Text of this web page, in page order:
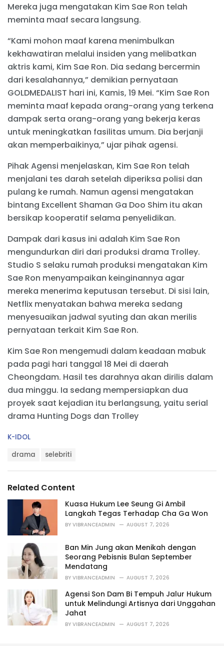
Mereka juga mengatakan Kim Sae Ron telah
meminta maaf secara langsung.
“Kami mohon maaf karena menimbulkan
kekhawatiran melalui insiden yang melibatkan
aktris kami, Kim Sae Ron. Dia sedang bercermin
dari kesalahannya,” demikian pernyataan
GOLDMEDALIST hari ini, Kamis, 19 Mei. “Kim Sae Ron
meminta maaf kepada orang-orang yang terkena
dampak serta orang-orang yang bekerja keras
untuk meningkatkan fasilitas umum. Dia berjanji
akan memperbaikinya,” ujar pihak agensi.
Pihak Agensi menjelaskan, Kim Sae Ron telah
menjalani tes darah setelah diperiksa polisi dan
pulang ke rumah. Namun agensi mengatakan
bintang Excellent Shaman Ga Doo Shim itu akan
bersikap kooperatif selama penyelidikan.
Dampak dari kasus ini adalah Kim Sae Ron
mengundurkan diri dari produksi drama Trolley.
Studio S selaku rumah produksi mengatakan Kim
Sae Ron menyampaikan keinginannya agar
mereka menerima keputusan tersebut. Di sisi lain,
Netflix menyatakan bahwa mereka sedang
menyesuaikan jadwal syuting dan akan merilis
pernyataan terkait Kim Sae Ron.
Kim Sae Ron mengemudi dalam keadaan mabuk
pada pagi hari tanggal 18 Mei di daerah
Cheongdam. Hasil tes darahnya akan dirilis dalam
dua minggu. Ia sedang mempersiapkan dua
proyek saat kejadian itu berlangsung, yaitu serial
drama Hunting Dogs dan Trolley
C
r
i
K-IDOL
:
drama selebriti
Related Content
Kuasa Hukum Lee Seung Gi Ambil
Langkah Tegas Terhadap Cha Ga Won
BY VIBRANCEADMIN AUGUST 7, 2026
Ban Min Jung akan Menikah dengan
Seorang Pebisnis Bulan September
Mendatang
BY VIBRANCEADMIN AUGUST 7, 2026
Agensi Son Dam Bi Tempuh Jalur Hukum
untuk Melindungi Artisnya dari Unggahan
Jahat
BY VIBRANCEADMIN AUGUST 7, 2026